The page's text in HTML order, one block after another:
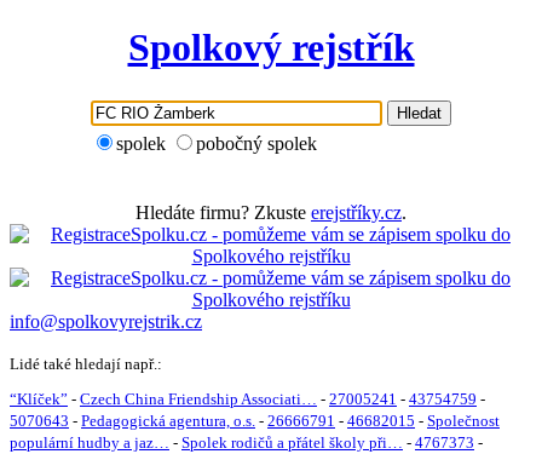
Spolkový rejstřík
Hledat
spolek pobočný spolek
Hledáte firmu? Zkuste erejstříky.cz.
info@spolkovyrejstrik.cz
Lidé také hledají např.:
“Klíček” - Czech China Friendship Associati… - 27005241 - 43754759 -
5070643 - Pedagogická agentura, o.s. - 26666791 - 46682015 - Společnost
populární hudby a jaz… - Spolek rodičů a přátel školy při… - 4767373 -